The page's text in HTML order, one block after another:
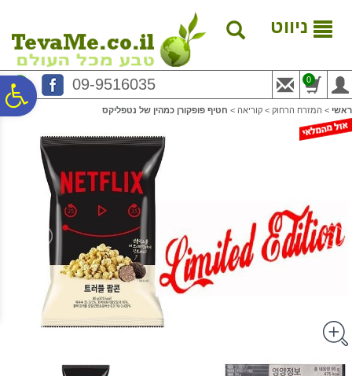
נגישות
המרכזי
ניווט
09-9516035 0
ראשי > המזרח הרחוק > קוריאה > חטיף פופקורן כמהין של נטפליקס